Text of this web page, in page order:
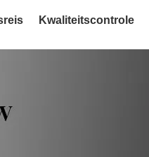
Kwaliteitscontrole